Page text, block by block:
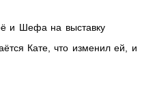
и Шефа на выставку
Кате, что изменил ей, и